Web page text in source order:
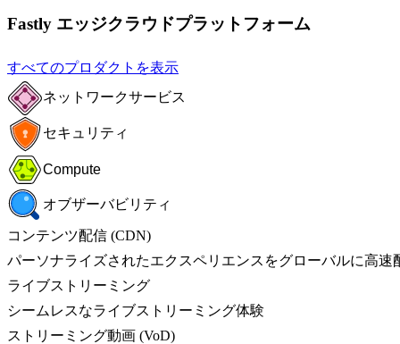
Fastly エッジクラウドプラットフォーム
すべてのプロダクトを表示
ネットワークサービス
セキュリティ
Compute
オブザーバビリティ
コンテンツ配信 (CDN)
パーソナライズされたエクスペリエンスをグローバルに高速
ライブストリーミング
シームレスなライブストリーミング体験
ストリーミング動画 (VoD)